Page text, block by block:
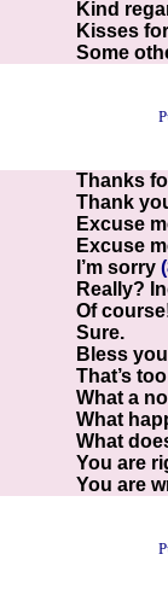
Kind
Kisses
Some
Thanks
Thank
Excuse
Excuse
I’m sorry
Really?
Of
Sure.
Bless
That’s
What a
What
What
You are
You are